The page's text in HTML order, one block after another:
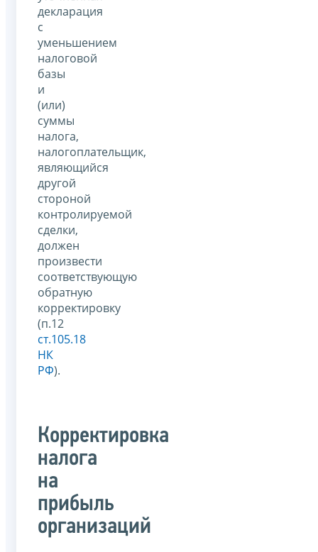
декларация
с
уменьшением
налоговой
базы
и
(или)
суммы
налога,
налогоплательщик,
являющийся
другой
стороной
контролируемой
сделки,
должен
произвести
соответствующую
обратную
корректировку
(п.12
ст.105.18
НК
РФ).
Корректировка
налога
на
прибыль
организаций